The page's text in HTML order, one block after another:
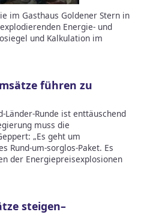
im Gasthaus Goldener Stern in
Energie- und
und Kalkulation im
führen zu
Länder-Runde ist enttäuschend
muss die
„Es geht um
Rund-um-sorglos-Paket. Es
der Energiepreisexplosionen
steigen–